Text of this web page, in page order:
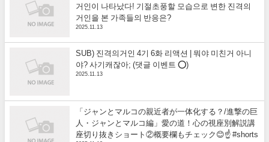
거인이 나타났다! 기절초풍할 모습으로 변한 진격의
거인을 본 가족들의 반응은?
2025.11.13
SUB) 진격의거인 4기 6화 리액션 | 뭐야 미친거 아니
야? 사기캐잖아; (댓글 이벤트 ⭕)
2025.11.13
「ジャンとマルコの親近者が一体化する？/進撃の巨
人・ジャンとマルコ編」愛の道！心の視座別解説講
座切り抜きショート②概要欄もチェック😊☝️ #shorts